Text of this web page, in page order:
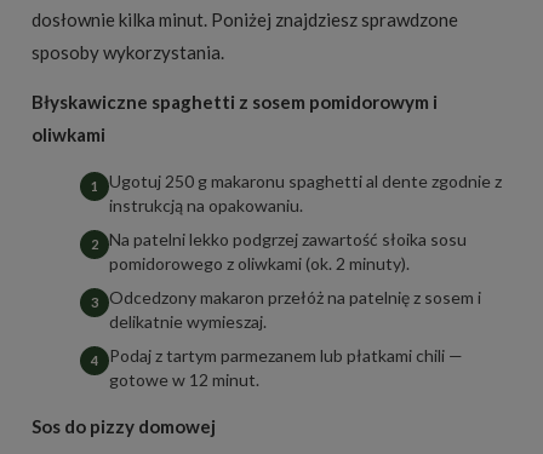
dosłownie kilka minut. Poniżej znajdziesz sprawdzone
sposoby wykorzystania.
Błyskawiczne spaghetti z sosem pomidorowym i
oliwkami
Ugotuj 250 g makaronu spaghetti al dente zgodnie z
instrukcją na opakowaniu.
Na patelni lekko podgrzej zawartość słoika sosu
pomidorowego z oliwkami (ok. 2 minuty).
Odcedzony makaron przełóż na patelnię z sosem i
delikatnie wymieszaj.
Podaj z tartym parmezanem lub płatkami chili —
gotowe w 12 minut.
Sos do pizzy domowej